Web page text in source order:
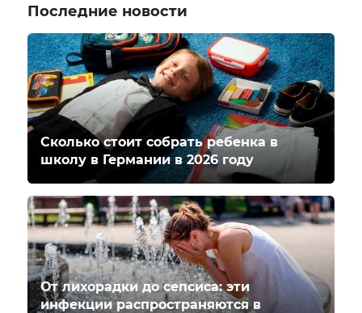
Последние новости
Сколько стоит собрать ребенка в
школу в Германии в 2026 году
От лихорадки до сепсиса: эти
инфекции распространяются в